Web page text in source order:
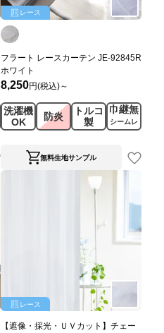
レース
フラート レースカーテン JE-92845R
ホワイト
8,250円(税込)～
洗濯機
OK
防炎
トルコ
製
巾継無
シームレ
ス
無料生地サンプル
レース
【遮像・採光・ＵＶカット】チェー